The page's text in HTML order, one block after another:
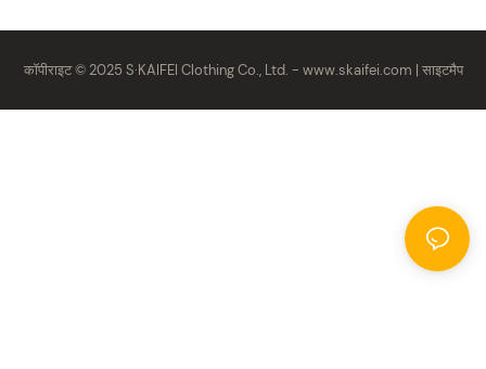
कॉपीराइट © 2025 S·KAIFEI Clothing Co., Ltd. - www.skaifei.com | साइटमैप